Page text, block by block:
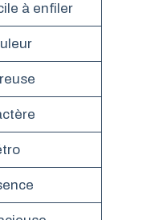
à enfiler